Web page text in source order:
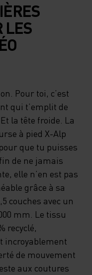
LES
Pour toi, c’est
qui t’emplit de
la tête froide. La
à pied X-Alp
que tu puisses
de ne jamais
elle n’en est pas
grâce à sa
couches avec un
mm. Le tissu
recyclé,
incroyablement
de mouvement
aux coutures